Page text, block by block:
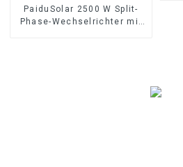
PaiduSolar 2500 W Split-
Phase-Wechselrichter mit